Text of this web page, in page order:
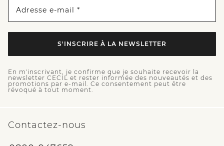
Adresse e-mail *
S'INSCRIRE À LA NEWSLETTER
En m'inscrivant, je confirme que je souhaite recevoir la
newsletter CECIL et rester informée des nouveautés et des
promotions par e-mail. Ce consentement peut être
révoqué à tout moment.
Contactez-nous